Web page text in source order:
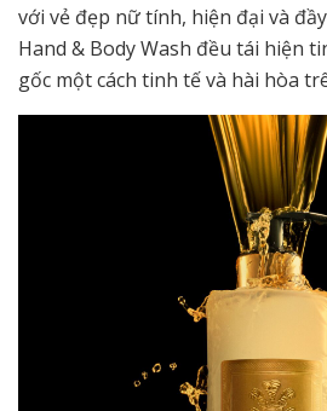
với vẻ đẹp nữ tính, hiện đại và
Hand & Body Wash đều tái hiện
gốc một cách tinh tế và hài hòa